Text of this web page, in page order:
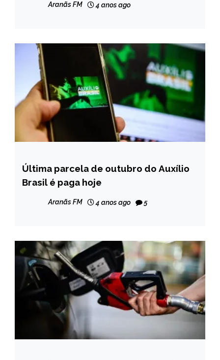
Aranãs FM 4 anos ago
BRASIL
NOTÍCIAS
Última parcela de outubro do Auxílio
Brasil é paga hoje
Aranãs FM 4 anos ago 5